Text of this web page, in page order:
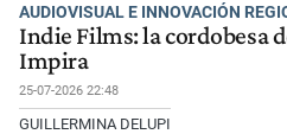
AUDIOVISUAL E INNOVACIÓN
Indie Films: la cordobesa
Impira
25-07-2026 22:48
GUILLERMINA DELUPI